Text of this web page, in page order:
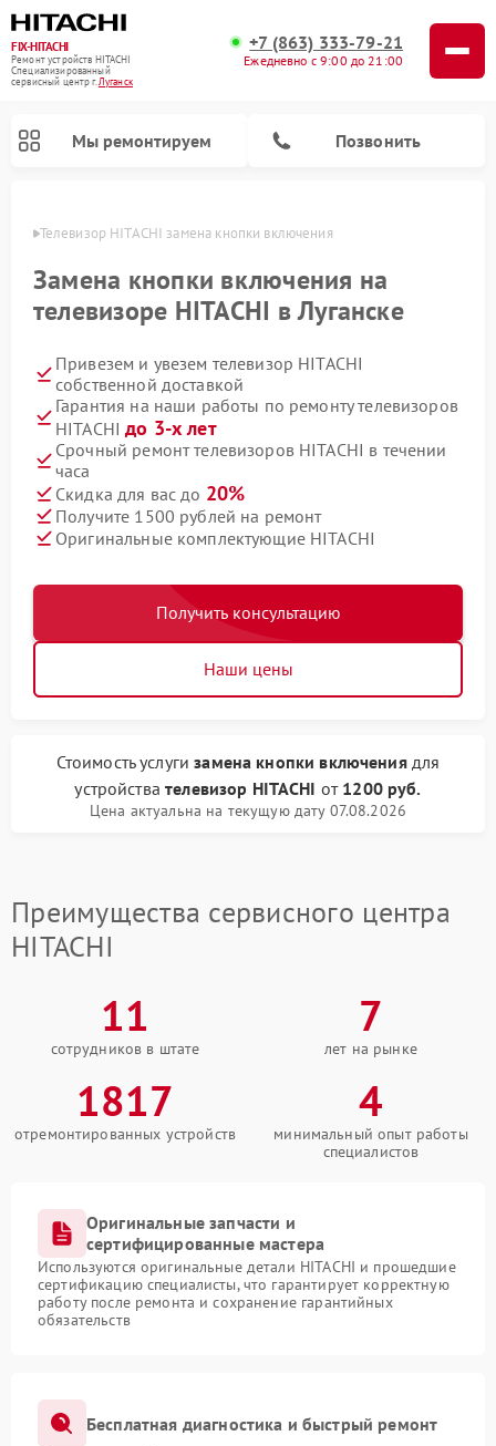
FIX-HITACHI
Ремонт устройств HITACHI
Специализированный
cервисный центр г.Луганск
+7 (863) 333-79-21
Ежедневно с 9:00 до 21:00
Мы ремонтируем Позвонить
Телевизор HITACHI замена кнопки включения
Замена кнопки включения на
телевизоре HITACHI в Луганске
Привезем и увезем телевизор HITACHI
собственной доставкой
Гарантия на наши работы по ремонту телевизоров
HITACHIдо 3-х лет
Срочный ремонт телевизоров HITACHI в течении
часа
Скидка для вас до 20%
Получите 1500 рублей на ремонт
Оригинальные комплектующие HITACHI
Получить консультацию
Наши цены
Стоимость услугизамена кнопки включениядля
устройствателевизор HITACHI от 1200 руб.
Цена актуальна на текущую дату 07.08.2026
Преимущества сервисного центра
HITACHI
11
сотрудников в штате
7
лет на рынке
1817
отремонтированных устройств
4
минимальный опыт работы
специалистов
Оригинальные запчасти и
сертифицированные мастера
Используются оригинальные детали HITACHI и прошедшие
сертификацию специалисты, что гарантирует корректную
работу после ремонта и сохранение гарантийных
обязательств
Бесплатная диагностика и быстрый ремонт